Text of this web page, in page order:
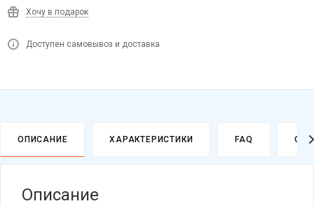
Хочу в подарок
Доступен самовывоз и доставка
ОПИСАНИЕ ХАРАКТЕРИСТИКИ FAQ
Описание